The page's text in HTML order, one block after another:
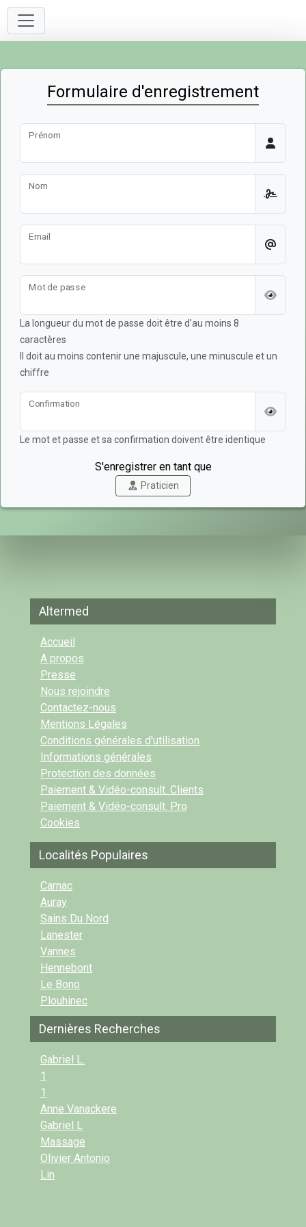
Formulaire d'enregistrement
Prénom
Nom
Email
Mot de passe
La longueur du mot de passe doit être d'au moins 8
caractères
Il doit au moins contenir une majuscule, une minuscule et un
chiffre
Confirmation
Le mot et passe et sa confirmation doivent être identique
S'enregistrer en tant que
Praticien
Altermed
Accueil
A propos
Presse
Nous rejoindre
Contactez-nous
Mentions Légales
Conditions générales d'utilisation
Informations générales
Protection des données
Paiement & Vidéo-consult. Clients
Paiement & Vidéo-consult. Pro
Cookies
Localités Populaires
Carnac
Auray
Sains Du Nord
Lanester
Vannes
Hennebont
Le Bono
Plouhinec
Dernières Recherches
Gabriel L.
1
1
Anne Vanackere
Gabriel L
Massage
Olivier Antonio
Lin